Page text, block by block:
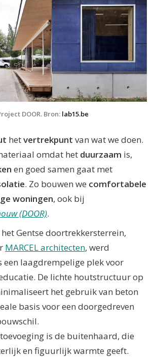
DOOR. Bron: lab15.be
hetvertrekpunt van wat we doen.
omdat het duurzaam is,
en goed samen gaat met
. Zo bouwen we comfortabele
woningen, ook bij
(DOOR).
Gentse doortrekkersterrein,
MARCEL architecten, werd
een laagdrempelige plek voor
De lichte houtstructuur op
het gebruik van beton
basis voor een doorgedreven
is de buitenhaard, die
en figuurlijk warmte geeft.